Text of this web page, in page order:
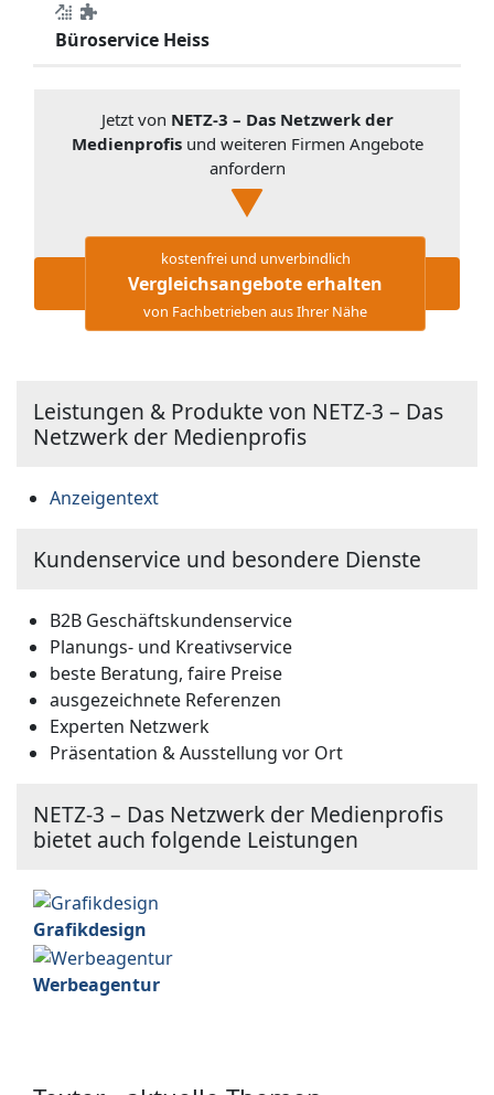
Büroservice Heiss
Jetzt von NETZ-3 – Das Netzwerk der
Medienprofisund weiteren Firmen Angebote
anfordern
kostenfrei und unverbindlich
Vergleichsangebote erhalten
von Fachbetrieben aus Ihrer Nähe
Leistungen & Produkte von NETZ-3 – Das
Netzwerk der Medienprofis
Anzeigentext
Kundenservice und besondere Dienste
B2B Geschäftskundenservice
Planungs- und Kreativservice
beste Beratung, faire Preise
ausgezeichnete Referenzen
Experten Netzwerk
Präsentation & Ausstellung vor Ort
NETZ-3 – Das Netzwerk der Medienprofis
bietet auch folgende Leistungen
Grafikdesign
Werbeagentur